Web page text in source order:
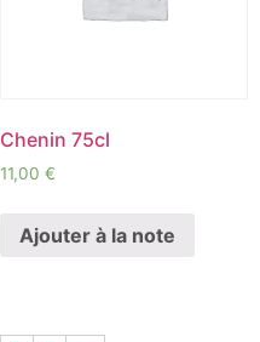
Chenin 75cl
11,00 €
Ajouter à la note